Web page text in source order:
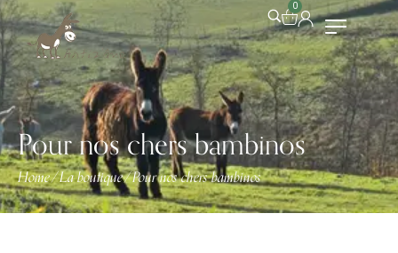
0
Pour nos chers bambinos
Home/La boutique/Pour nos chers bambinos